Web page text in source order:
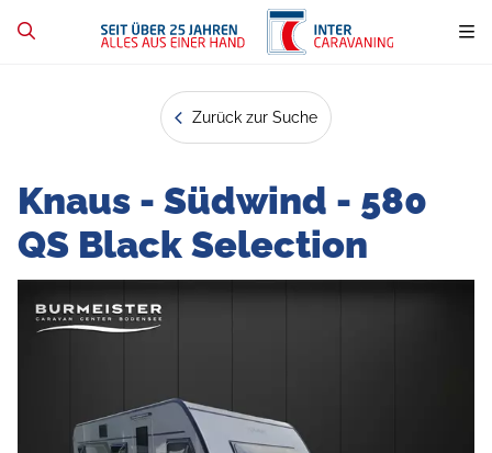
Zurück zur Suche
Knaus - Südwind - 580
QS Black Selection